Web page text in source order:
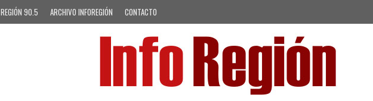
REGIÓN 90.5 ARCHIVO INFOREGIÓN CONTACTO